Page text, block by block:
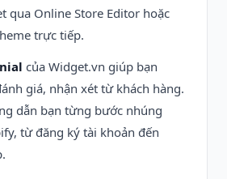
qua Online Store Editor hoặc
trực tiếp.
của Widget.vn giúp bạn
giá, nhận xét từ khách hàng.
dẫn bạn từng bước nhúng
từ đăng ký tài khoản đến